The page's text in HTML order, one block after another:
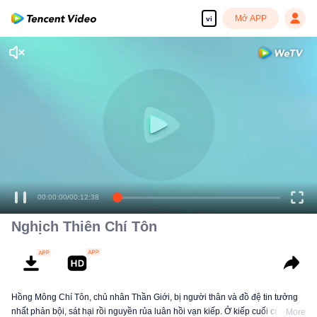
vi Mở APP
00:00:00/00:12:38
Nghịch Thiên Chí Tôn
Hồng Mông Chí Tôn, chủ nhân Thần Giới, bị người thân và đồ đệ tin tưởng
nhất phản bội, sát hại rồi nguyền rủa luân hồi vạn kiếp. Ở kiếp cuối cùng,More